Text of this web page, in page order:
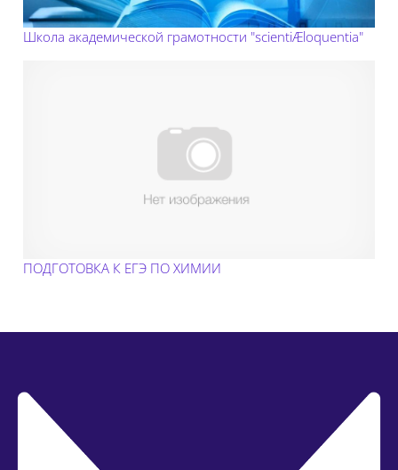
Школа академической грамотности "scientiÆloquentia"
ПОДГОТОВКА К ЕГЭ ПО ХИМИИ